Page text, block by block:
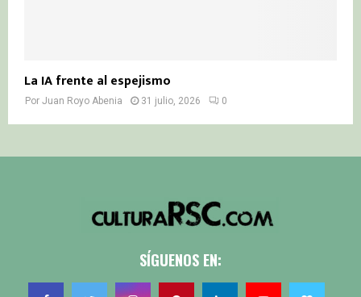
La IA frente al espejismo
Por Juan Royo Abenia 31 julio, 2026 0
SÍGUENOS EN: